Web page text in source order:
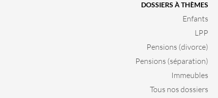
DOSSIERS À THÈMES
Enfants
LPP
Pensions (divorce)
Pensions (séparation)
Immeubles
Tous nos dossiers